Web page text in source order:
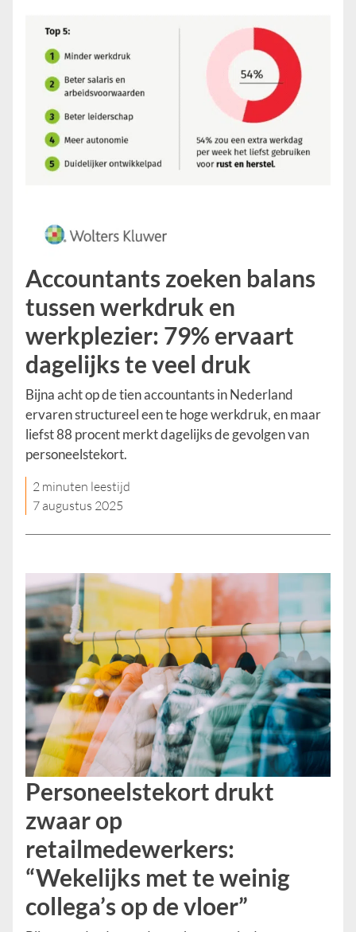
Accountants zoeken balans
tussen werkdruk en
werkplezier: 79% ervaart
dagelijks te veel druk
Bijna acht op de tien accountants in Nederland
ervaren structureel een te hoge werkdruk, en maar
liefst 88 procent merkt dagelijks de gevolgen van
personeelstekort.
2 minuten leestijd
7 augustus 2025
Personeelstekort drukt
zwaar op
retailmedewerkers:
“Wekelijks met te weinig
collega’s op de vloer”